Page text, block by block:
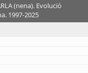
(nena). Evolució
1997-2025